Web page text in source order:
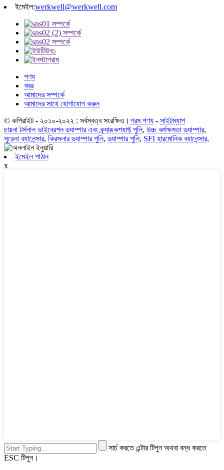
ইমেইল:werkwell@werkwell.com
পণ্য
খবর
আমাদের সম্পর্কে
আমাদের সাথে যোগাযোগ করুন
© কপিরাইট - ২০১০-২০২২ : সর্বস্বত্ব সংরক্ষিত। গরম পণ্য - সাইটম্যাপ
চায়না টর্সনাল ভাইব্রেশন ড্যাম্পার এবং ক্র্যাঙ্কশ্যাফ্ট পুলি, উচ্চ কর্মক্ষমতা ড্যাম্পার,
সুরেলা ব্যালেন্সার, ক্রিসলার ড্যাম্পার পুলি,ড্যাম্পার পুলি, SFI হারমোনিক ব্যালেন্সার,
ইমেইল পাঠান
x
সার্চ করতে এন্টার টিপুন অথবা বন্ধ করতে
ESC টিপুন।